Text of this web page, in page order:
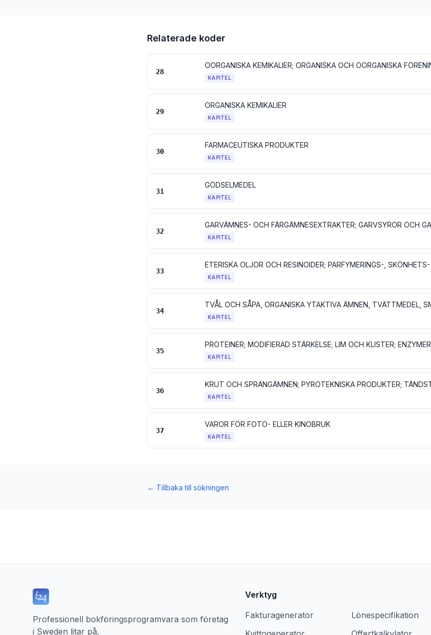
Relaterade koder
28
KAPITEL
29
ORGANISKA KEMIKALIER
KAPITEL
30
FARMACEUTISKA PRODUKTER
KAPITEL
31
GÖDSELMEDEL
KAPITEL
32
KAPITEL
33
KAPITEL
34
KAPITEL
35
PROTEINER; MODIFIERAD STÄRKELSE; LIM OCH KLISTER; ENZYMER
KAPITEL
36
KAPITEL
37
VAROR FÖR FOTO- ELLER KINOBRUK
KAPITEL
← Tillbaka till sökningen
Professionell bokföringsprogramvara som företag
i Sweden litar på.
Verktyg
Fakturagenerator
Lönespecifikation